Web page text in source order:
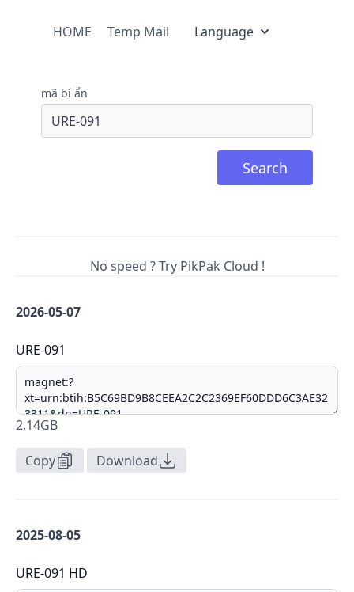
HOME Temp Mail Language
mã bí ẩn
Search
No speed ? Try PikPak Cloud !
2026-05-07
URE-091
2.14GB
Copy Download
2025-08-05
URE-091 HD